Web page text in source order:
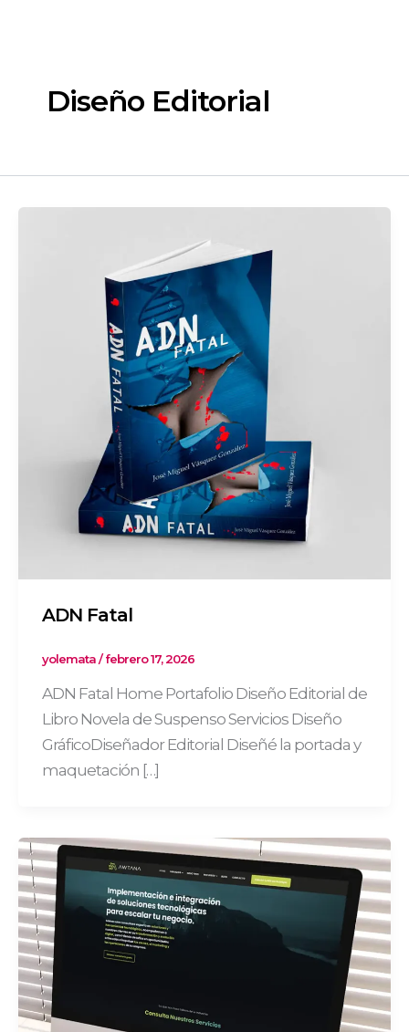
Diseño Editorial
ADN Fatal
yolemata/febrero 17, 2026
ADN Fatal Home Portafolio Diseño Editorial de
Libro Novela de Suspenso Servicios Diseño
GráficoDiseñador Editorial Diseñé la portada y
maquetación […]